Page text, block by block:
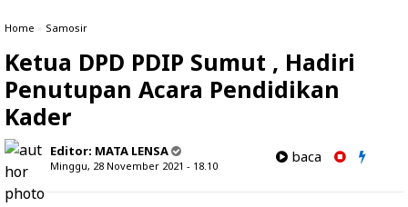
Home » Samosir
Ketua DPD PDIP Sumut , Hadiri
Penutupan Acara Pendidikan
Kader
Editor: MATA LENSA
Minggu, 28 November 2021 - 18.10
baca